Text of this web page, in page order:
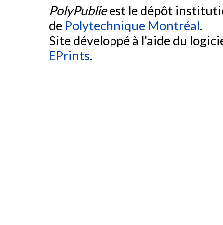
PolyPublieest le dépôt
de Polytechnique Montréal.
Site développé à l'aide du
EPrints.